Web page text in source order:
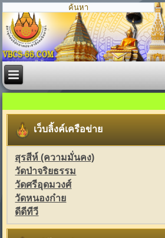
เว็บลิ้งค์เครือข่าย
สุรสีห์ (ความมั่นคง)
วัดป่าจริยธรรม
วัดศรีอุดมวงศ์
วัดหนองก๋าย
ดีดีทีวี